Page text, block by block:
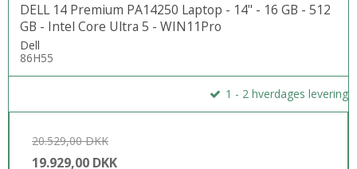
DELL 14 Premium PA14250 Laptop - 14" - 16 GB - 512
GB - Intel Core Ultra 5 - WIN11Pro
Dell
86H55
1 - 2 hverdages levering
20.529,00 DKK
19.929,00 DKK